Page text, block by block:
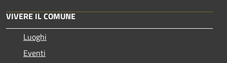
VIVERE IL COMUNE
Luoghi
Eventi